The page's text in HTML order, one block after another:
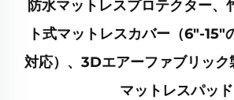
防水マットレスプロテクター、
ト式マットレスカバー（6"-15"
対応）、3Dエアーファブリック
マットレスパッド